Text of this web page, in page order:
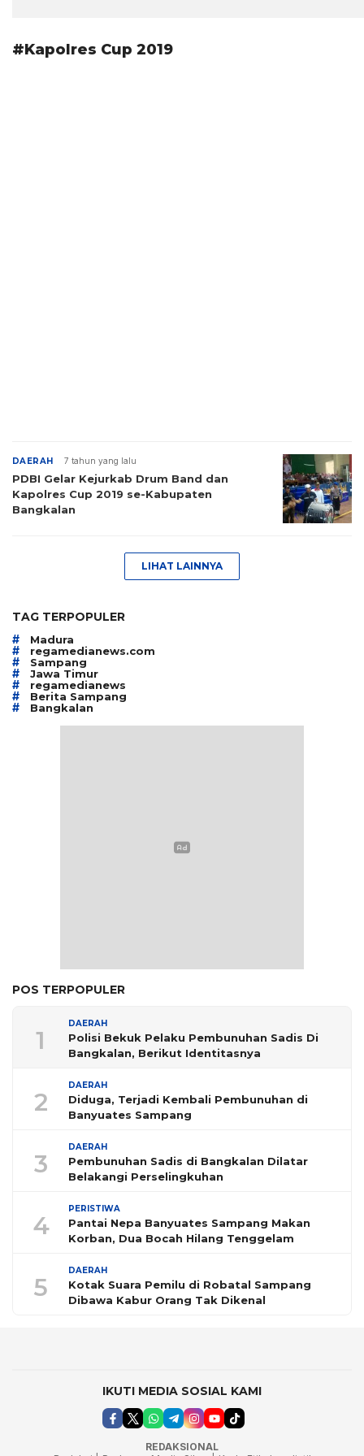
#Kapolres Cup 2019
DAERAH 7 tahun yang lalu
PDBI Gelar Kejurkab Drum Band dan
Kapolres Cup 2019 se-Kabupaten
Bangkalan
LIHAT LAINNYA
TAG TERPOPULER
# Madura
# regamedianews.com
# Sampang
# Jawa Timur
# regamedianews
# Berita Sampang
# Bangkalan
POS TERPOPULER
1
DAERAH
Polisi Bekuk Pelaku Pembunuhan Sadis Di
Bangkalan, Berikut Identitasnya
2
DAERAH
Diduga, Terjadi Kembali Pembunuhan di
Banyuates Sampang
3
DAERAH
Pembunuhan Sadis di Bangkalan Dilatar
Belakangi Perselingkuhan
4
PERISTIWA
Pantai Nepa Banyuates Sampang Makan
Korban, Dua Bocah Hilang Tenggelam
5
DAERAH
Kotak Suara Pemilu di Robatal Sampang
Dibawa Kabur Orang Tak Dikenal
IKUTI MEDIA SOSIAL KAMI
REDAKSIONAL